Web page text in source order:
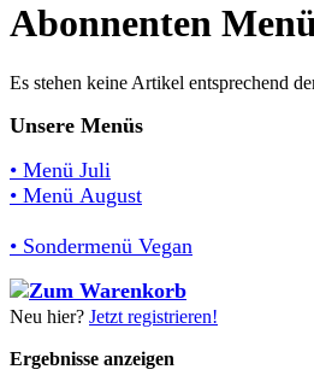
Abonnenten
Es stehen keine Artikel entsprechend
Unsere Menüs
• Menü Juli
• Menü August
• Sondermenü Vegan
Neu hier? Jetzt registrieren!
Ergebnisse anzeigen